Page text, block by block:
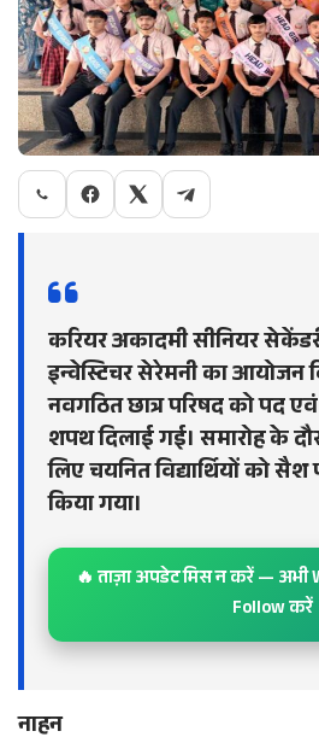
करियर अकादमी सीनियर
इन्वेस्टिचर सेरेमनी का आयोजन
नवगठित छात्र परिषद को पद
शपथ दिलाई गई। समारोह के
लिए चयनित विद्यार्थियों को
किया गया।
🔥 ताज़ा अपडेट मिस न करें — अभी
Follow करें
नाहन